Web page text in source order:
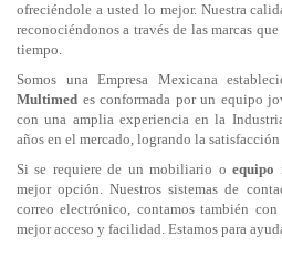
ofreciéndole a usted lo mejor. Nuestra
reconociéndonos a través de las marcas
tiempo.
Somos una Empresa Mexicana
Multimed es conformada por un equipo
con una amplia experiencia en la
años en el mercado, logrando la
Si se requiere de un mobiliario oequipo
mejor opción. Nuestros sistemas de
correo electrónico, contamos también
mejor acceso y facilidad. Estamos para